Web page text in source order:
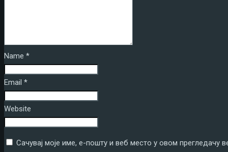
Name *
Email *
Website
Сачувај моје име, е-пошту и веб место у овом прегледачу